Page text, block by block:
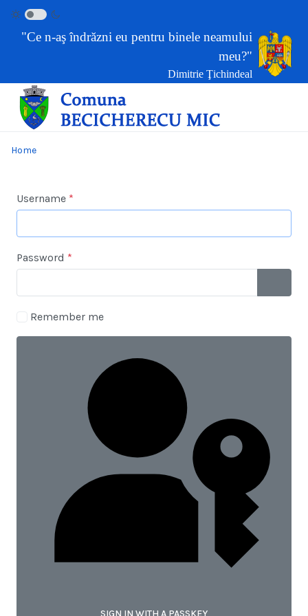
"Ce n-aş îndrăzni eu pentru binele neamului
meu?"
Dimitrie Ţichindeal
Home
Username *
Password *
Remember me
SIGN IN WITH A PASSKEY